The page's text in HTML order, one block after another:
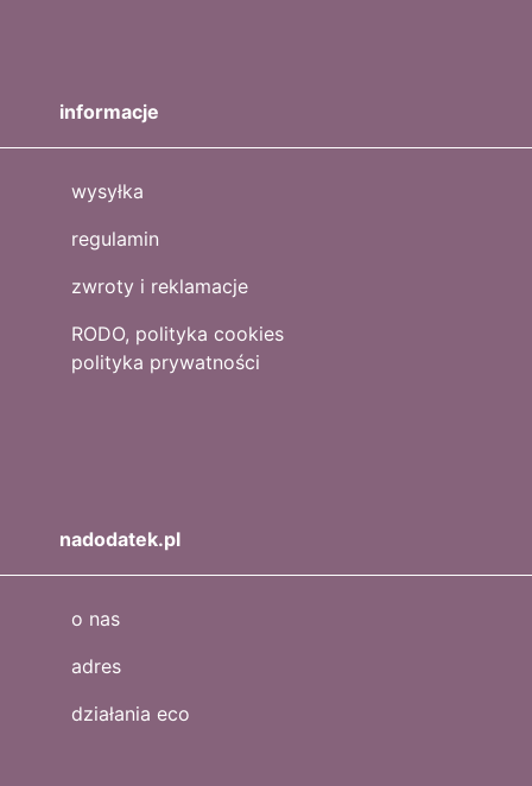
informacje
wysyłka
regulamin
zwroty i reklamacje
RODO, polityka cookies
polityka prywatności
nadodatek.pl
o nas
adres
działania eco